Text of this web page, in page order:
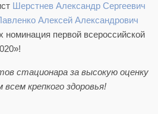
Шерстнев Александр Сергеевич
Алексей Александрович
номинация первой всероссийской
стационара за высокую оценку
крепкого здоровья!